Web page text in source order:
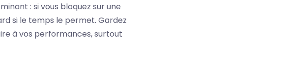
: si vous bloquez sur une
si le temps le permet. Gardez
à vos performances, surtout